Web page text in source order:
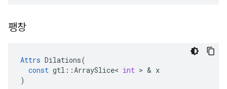
팽창
Attrs Dilations(
const gtl ::ArraySlice< int > & x
)